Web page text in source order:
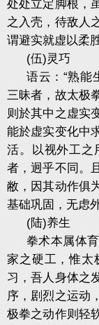
处处立定脚根，
之入壳，待敌人
谓避实就虚以柔
(伍)灵巧
语云： “熟能
三昧者，故太极
则於其中之虚实
能於虚实变化中
活。以视外工之
者，迥乎不同。
敝，因其动作俱
基础巩固，无虑
(陆)养生
拳术本属体
家之硬工，惟太
习，吾人身体之
序，剧烈之运动
极拳之动作则轻